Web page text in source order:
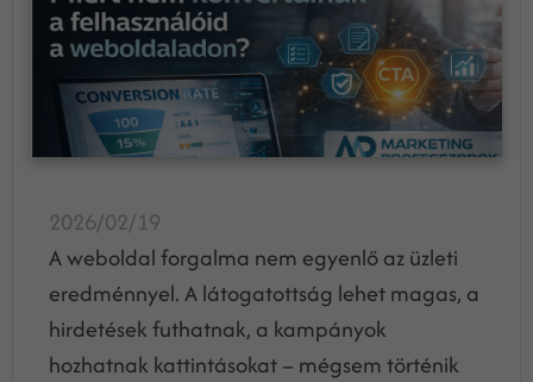
2026/02/19
A weboldal forgalma nem egyenlő az üzleti
eredménnyel. A látogatottság lehet magas, a
hirdetések futhatnak, a kampányok
hozhatnak kattintásokat – mégsem történik